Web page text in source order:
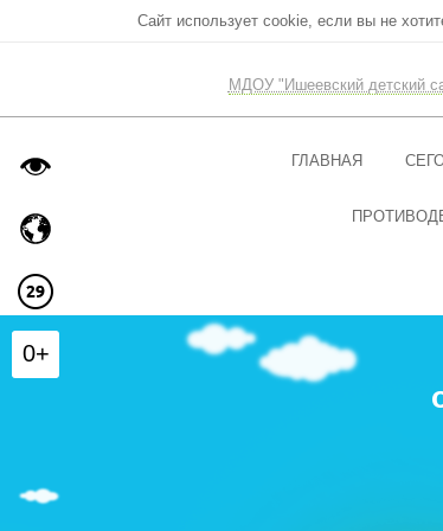
Сайт использует cookie, если вы не
МДОУ "Ишеевский детский
ГЛАВНАЯ
0+